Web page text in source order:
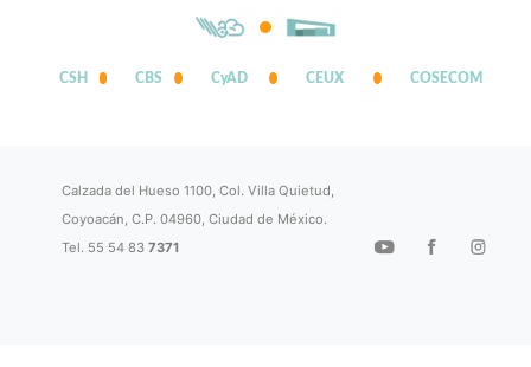
CSH CBS CyAD CEUX COSECOM
Calzada del Hueso 1100, Col. Villa Quietud,
Coyoacán, C.P. 04960, Ciudad de México.
Tel. 55 54 837371